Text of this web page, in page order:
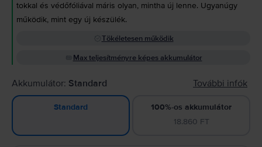
tokkal és védőfóliával máris olyan, mintha új lenne. Ugyanúgy
működik, mint egy új készülék.
Tökéletesen működik
Max teljesítményre képes akkumulátor
Akkumulátor: Standard További infók
Standard
100%-os akkumulátor
18.860 FT